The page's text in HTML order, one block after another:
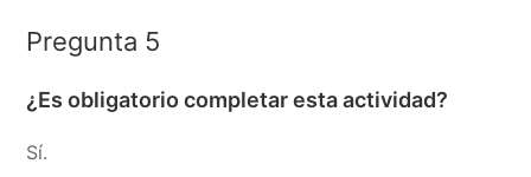
Pregunta 5
¿Es obligatorio completar esta actividad?
Sí.